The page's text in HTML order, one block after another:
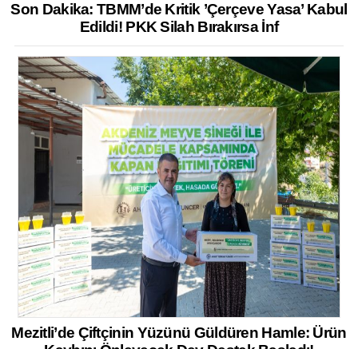
Son Dakika: TBMM’de Kritik ’Çerçeve Yasa’ Kabul
Edildi! PKK Silah Bırakırsa İnf
Mezitli’de Çiftçinin Yüzünü Güldüren Hamle: Ürün